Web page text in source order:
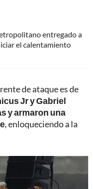
entregado a
el calentamiento
de ataque es de
Jr y Gabriel
y armaron una
, enloqueciendo a la